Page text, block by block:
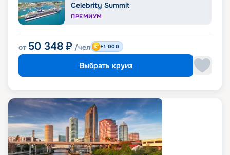
Celebrity Summit
ПРЕМИУМ
от 50 348 ₽ /чел +1 000
Выбрать круиз